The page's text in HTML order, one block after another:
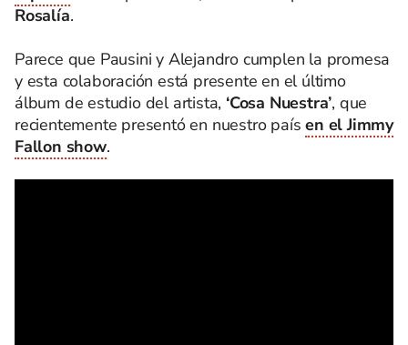
Rosalía.
Parece que Pausini y Alejandro cumplen la promesa
y esta colaboración está presente en el último
álbum de estudio del artista, ‘Cosa Nuestra’, que
recientemente presentó en nuestro paísen el Jimmy
Fallon show.